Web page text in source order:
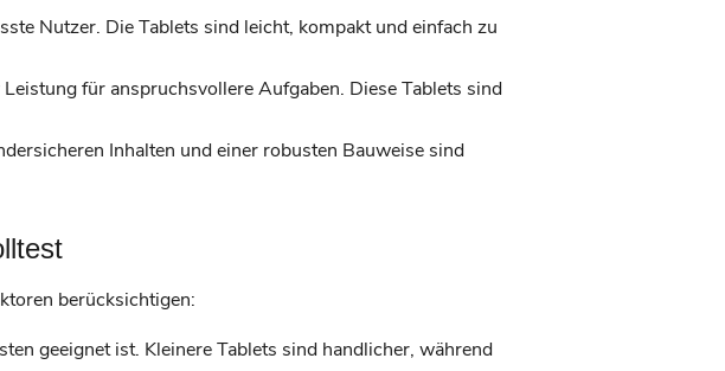
Nutzer. Die Tablets sind leicht, kompakt und einfach zu
für anspruchsvollere Aufgaben. Diese Tablets sind
Inhalten und einer robusten Bauweise sind
berücksichtigen:
geeignet ist. Kleinere Tablets sind handlicher, während